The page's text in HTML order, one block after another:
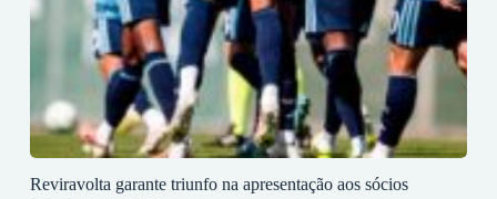
Reviravolta garante triunfo na apresentação aos sócios